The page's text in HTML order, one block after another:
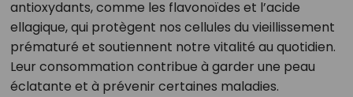
antioxydants, comme les flavonoïdes et l’acide
ellagique, qui protègent nos cellules du vieillissement
prématuré et soutiennent notre vitalité au quotidien.
Leur consommation contribue à garder une peau
éclatante et à prévenir certaines maladies.